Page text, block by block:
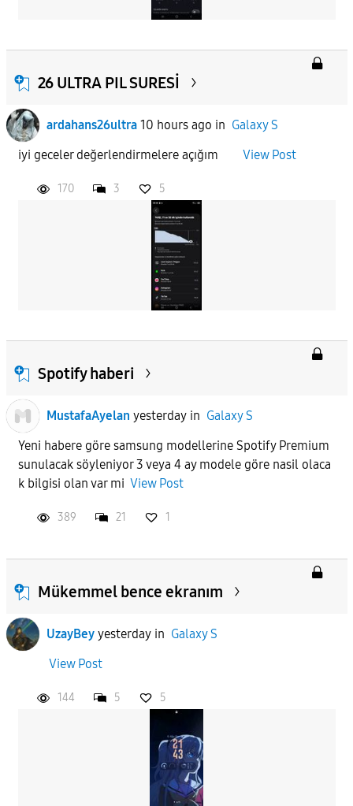
26 ULTRA PIL SURESİ
ardahans26ultra 10 hours ago in Galaxy S
iyi geceler değerlendirmelere açığım View Post
170 3 5
Spotify haberi
MustafaAyelan yesterdayin Galaxy S
Yeni habere göre samsung modellerine Spotify Premium
sunulacak söyleniyor 3 veya 4 ay modele göre nasil olaca
k bilgisi olan var mi View Post
389 21 1
Mükemmel bence ekranım
UzayBey yesterdayin Galaxy S
View Post
144 5 5